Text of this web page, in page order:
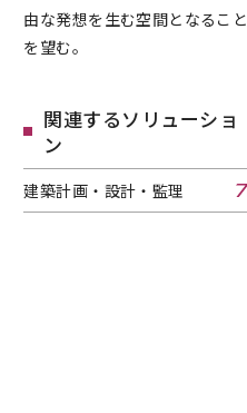
関連するソリューショ
ン
建築計画・設計・監理
由な発想を生む空間となること
を望む。